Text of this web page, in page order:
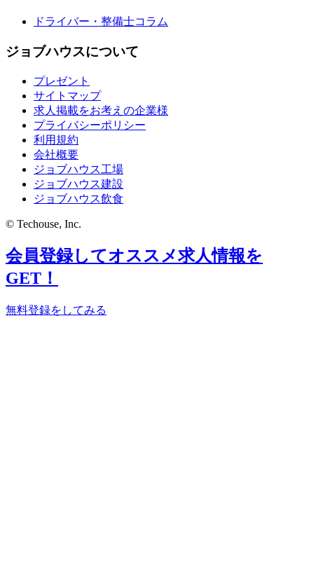
ドライバー・整備士コラム
ジョブハウスについて
プレゼント
サイトマップ
求人掲載をお考えの企業様
プライバシーポリシー
利用規約
会社概要
ジョブハウス工場
ジョブハウス建設
ジョブハウス飲食
© Techouse, Inc.
会員登録してオススメ求人情報を
GET！
無料登録をしてみる